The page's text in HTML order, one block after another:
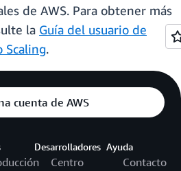
de AWS. Para obtener más
la Guía del usuario de
Scaling.
cuenta de AWS
Desarrolladores
Centro
Ayuda
Contacto